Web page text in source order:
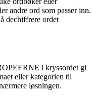
andre ord som passer inn.
dechiffrere ordet
i kryssordet gi
eller kategorien til
løsningen.